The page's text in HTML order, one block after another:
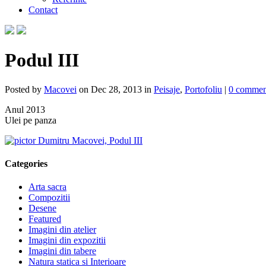
Contact
Podul III
Posted by Macovei on Dec 28, 2013 in Peisaje, Portofoliu | 0
Anul 2013
Ulei pe panza
Categories
Arta sacra
Compozitii
Desene
Featured
Imagini din atelier
Imagini din expozitii
Imagini din tabere
Natura statica si Interioare